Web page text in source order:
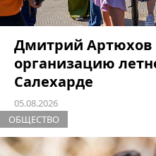
Дмитрий Артюхов
организацию
Салехарде
05.08.2026
ОБЩЕСТВО